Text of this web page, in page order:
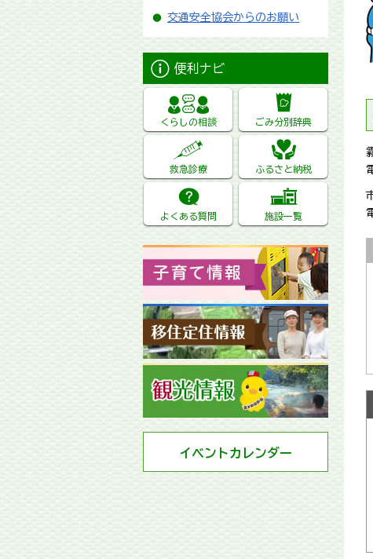
交通安全協会からのお願い
便利ナビ
くらしの相談 ごみ分別辞典
救急診療 ふるさと納税
よくある質問 施設一覧
イベントカレンダー